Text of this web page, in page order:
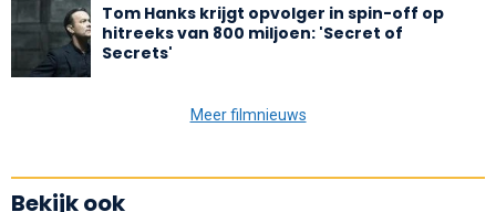
Tom Hanks krijgt opvolger in spin-off op
hitreeks van 800 miljoen: 'Secret of
Secrets'
Meer filmnieuws
Bekijk ook